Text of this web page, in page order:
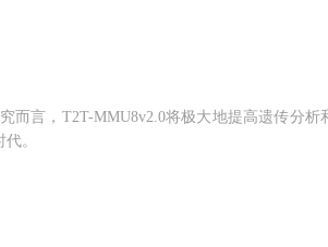
而言，T2T-MMU8v2.0将极大地提高遗传分析
。